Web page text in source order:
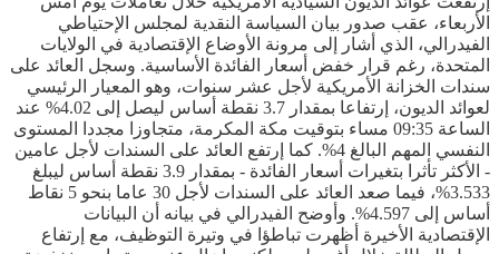
الأربعاء، عقب صدور بيان السياسة النقدية لمجلس الإحتياطي
الفيدرالي، الذي أشار إلى مرونة الأوضاع الإقتصادية في الولايات
المتحدة، رغم قرار خفض أسعار الفائدة الأساسية. وسجل العائد على
سندات الخزانة الأمريكية لأجل عشر سنوات، وهو المعيار الرئيسي
لعوائد الديون، إرتفاعا بمقدار 3.7 نقطة أساس ليصل إلى 4.02% عند
الساعة 09:35 مساء بتوقيت مكة المكرمة، متجاوزا مجددا المستوى
النفسي المهم البالغ 4%. كما إرتفع العائد على السندات لأجل عامين
- الأكثر تأثرا بتغيرات أسعار الفائدة - بمقدار 3.9 نقطة أساس ليبلغ
3.533%، فيما صعد العائد على السندات لأجل 30 عاما بنحو 5 نقاط
أساس إلى 4.597%. وأوضح الفيدرالي في بيانه أن البيانات
الإقتصادية الأخيرة أظهرت تباطؤا في وتيرة التوظيف، مع إرتفاع